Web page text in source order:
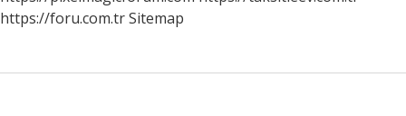
https://foru.com.trSitemap